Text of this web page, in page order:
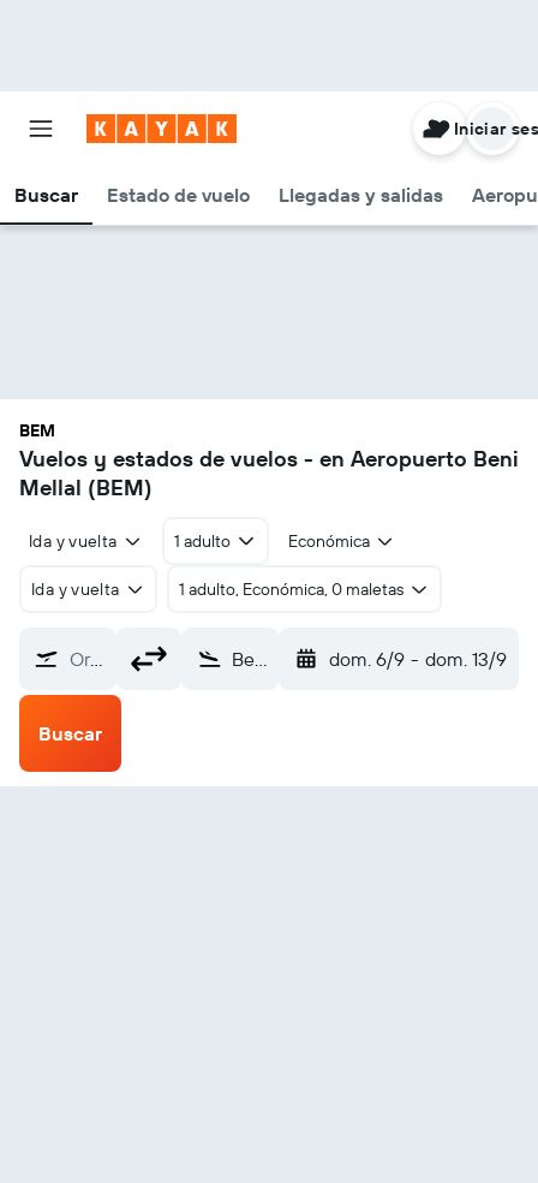
Buscar Estado de vuelo Llegadas y salidas
Iniciar
BEM
Vuelos y estados de vuelos - en Aeropuerto Beni
Mellal (BEM)
Ida y vuelta 1 adulto Económica
Ida y vuelta 1 adulto, Económica, 0 maletas
Origen Beni Mellal (BEM) dom. 6/9 - dom. 13/9
Buscar